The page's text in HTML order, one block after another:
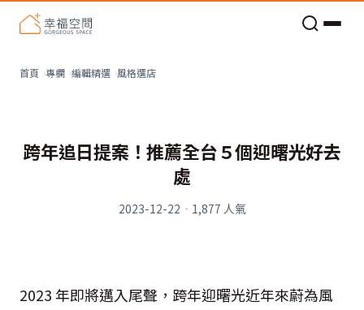
首頁 專欄 編輯精選 風格選店
跨年追日提案！推薦全台５個迎曙光好去
處
2023-12-22 · 1,877 人氣
2023 年即將邁入尾聲，跨年迎曙光近年來蔚為風